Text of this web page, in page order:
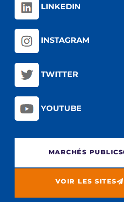
LINKEDIN
INSTAGRAM
TWITTER
YOUTUBE
MARCHÉS PUBLICS
VOIR LES SITES